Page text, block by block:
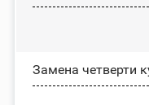
Замена четверти